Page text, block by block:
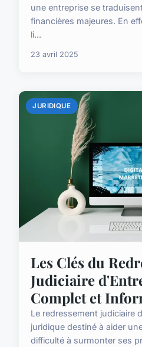
une entreprise se
financières majeures. En
li...
23 avril 2025
JURIDIQUE
Les Clés du
Judiciaire
Complet et
Le redressement judiciaire
juridique destiné à aider
difficulté à surmonter ses